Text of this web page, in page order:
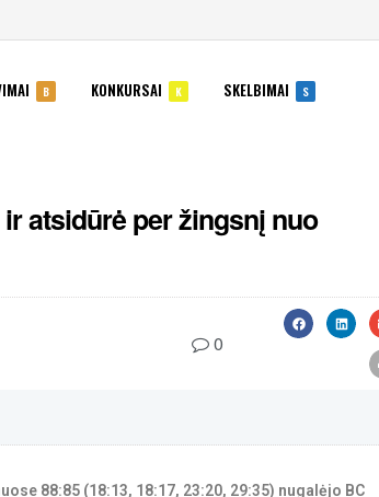
B KONKURSAI K SKELBIMAI S
atsidūrė per žingsnį nuo
0
88:85 (18:13, 18:17, 23:20, 29:35) nugalėjo BC